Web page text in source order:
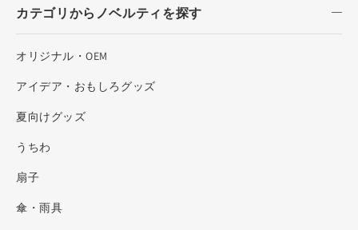
カテゴリからノベルティを探す
オリジナル・OEM
アイデア・おもしろグッズ
夏向けグッズ
うちわ
扇子
傘・雨具